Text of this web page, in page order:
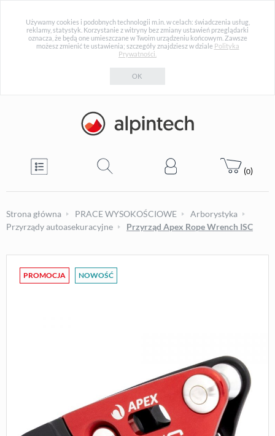
Używamy cookies i podobnych technologii m.in. w celach: świadczenia usług,
reklamy, statystyk. Korzystanie z witryny bez zmiany ustawień przeglądarki
oznacza, że będą one umieszczane w Twoim urządzeniu końcowym. Zawsze
możesz zmienić te ustawienia; szczegóły znajdziesz w dziale Polityka
Prywatności.
OK
(0)
Strona główna PRACE WYSOKOŚCIOWE
Arborystyka
Przyrządy autoasekuracyjne
Przyrząd Apex Rope Wrench ISC
PROMOCJA NOWOŚĆ